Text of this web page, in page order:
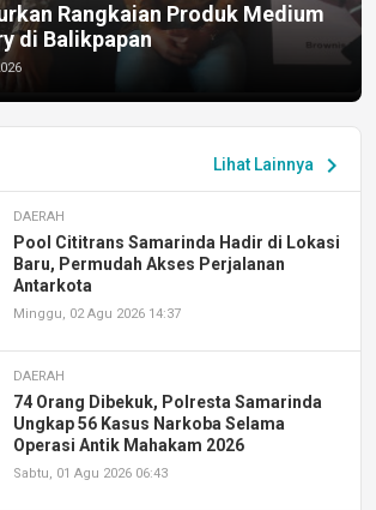
Rangkaian Produk Medium
di Balikpapan
Lihat Lainnya chevron_right
DAERAH
Pool Cititrans Samarinda Hadir di Lokasi
Baru, Permudah Akses Perjalanan
Antarkota
Minggu, 02 Agu 2026 14:37
DAERAH
74 Orang Dibekuk, Polresta Samarinda
Ungkap 56 Kasus Narkoba Selama
Operasi Antik Mahakam 2026
Sabtu, 01 Agu 2026 06:43